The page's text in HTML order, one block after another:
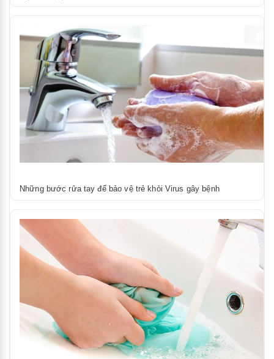
Những bước rửa tay để bảo vệ trẻ khỏi Virus gây bệnh